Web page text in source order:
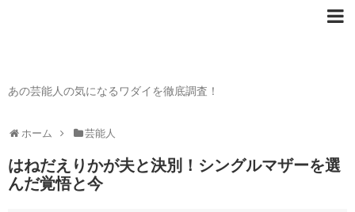
あの芸能人の気になるワダイを徹底調査！
ホーム 芸能人
はねだえりかが夫と決別！シングルマザーを選
んだ覚悟と今